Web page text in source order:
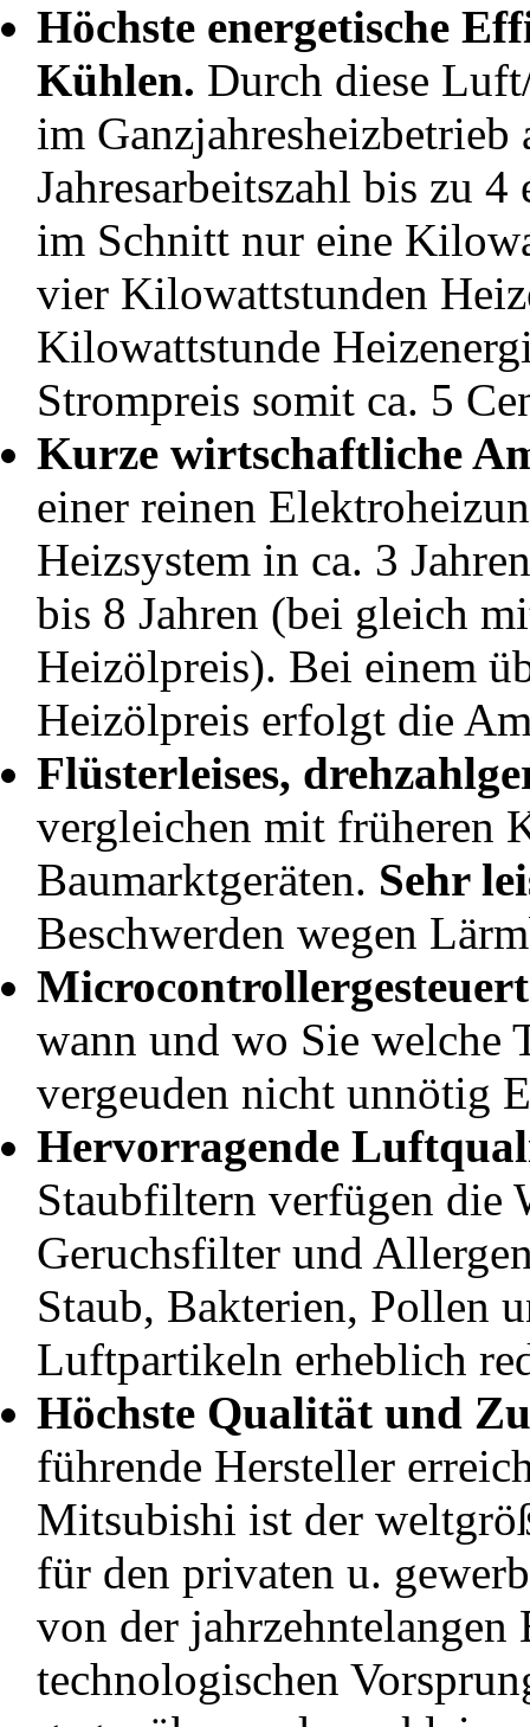
Höchste energetische
Kühlen. Durch diese
im
Jahresarbeitszahl bis zu 4
im Schnitt nur eine
vier Kilowattstunden
Kilowattstunde
Strompreis somit ca. 5
Kurze wirtschaftliche
einer reinen
Heizsystem in ca. 3
bis 8 Jahren (bei gleich
Heizölpreis). Bei einem
Heizölpreis erfolgt die
Flüsterleises,
vergleichen mit früheren
Baumarktgeräten. Sehr
Beschwerden wegen
wann und wo Sie welche
vergeuden nicht unnötig
Hervorragende
Staubfiltern verfügen die
Geruchsfilter und
Staub, Bakterien, Pollen
Luftpartikeln erheblich
Höchste Qualität und
führende Hersteller
Mitsubishi ist der
für den privaten u.
von der jahrzehntelangen
technologischen